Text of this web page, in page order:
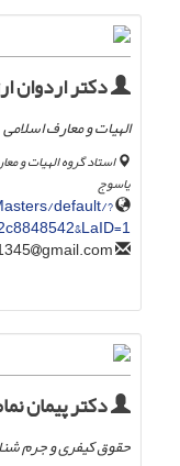
دکتر اردوان
الهیات و معارف اسلامی
استاد گروه الهیات و
یاسوج
default/?
gmail.com
دکتر پیمان
حقوق کیفری و جرم